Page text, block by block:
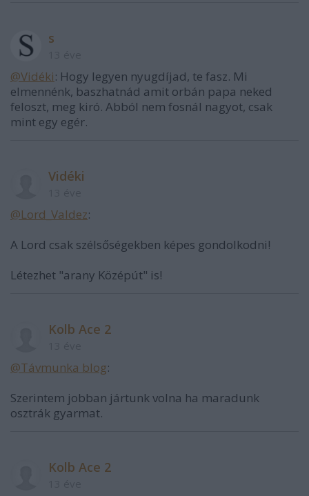
s
@Vidéki: Hogy legyen nyugdíjad, te fasz. Mi
elmennénk, baszhatnád amit orbán papa neked
feloszt, meg kiró. Abból nem fosnál nagyot, csak
mint egy egér.
Vidéki
@Lord_Valdez:
A Lord csak szélsőségekben képes gondolkodni!
Létezhet "arany Középút" is!
Kolb Ace 2
@Távmunka blog:
Szerintem jobban jártunk volna ha maradunk
osztrák gyarmat.
Kolb Ace 2